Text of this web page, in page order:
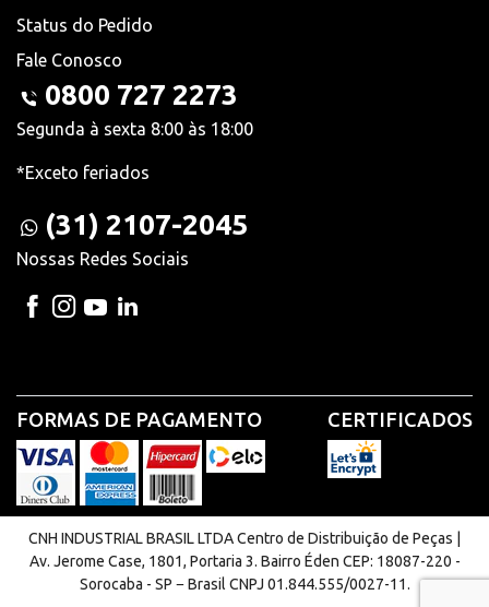
Status do Pedido
Fale Conosco
0800 727 2273
Segunda à sexta 8:00 às 18:00
*Exceto feriados
(31) 2107-2045
Nossas Redes Sociais
FORMAS DE PAGAMENTO CERTIFICADOS
CNH INDUSTRIAL BRASIL LTDA Centro de Distribuição de Peças |
Av. Jerome Case, 1801, Portaria 3. Bairro Éden CEP: 18087-220 -
Sorocaba - SP − Brasil CNPJ 01.844.555/0027-11.